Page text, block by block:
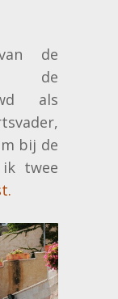
de
de
als
bij de
twee